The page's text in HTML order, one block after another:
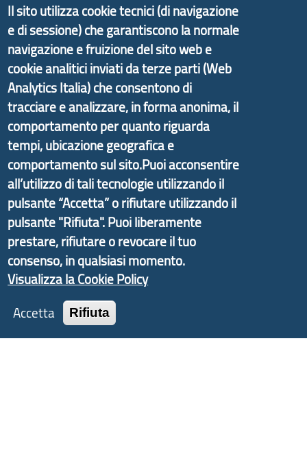
Il portale di marketing territoriale e sviluppo locale
di Genova Città Metropolitana si è sviluppato a
partire dal progetto nazionale Aree Interne
promosso dal Dipartimento per lo Sviluppo
Economico e finalizzato al rilancio socio-economico
delle valli dell’entroterra. In particolare fornisce
informazioni ed aggiornamenti sulla
d'Area Antola-Tigullio, in collaborazione con Regione
Liguria ed ANCI Liguria.
Copyright © 2017 Città metropolitana di Genova |
CF: 80007350103
Tecnologie e Accessibilità
Il sito utilizza cookie tecnici (di navigazione
e di sessione) che garantiscono la normale
navigazione e fruizione del sito web e
cookie analitici inviati da terze parti (Web
Analytics Italia) che consentono di
tracciare e analizzare, in forma anonima, il
comportamento per quanto riguarda
tempi, ubicazione geografica e
comportamento sul sito.Puoi acconsentire
all’utilizzo di tali tecnologie utilizzando il
pulsante “Accetta” o rifiutare utilizzando il
pulsante "Rifiuta". Puoi liberamente
prestare, rifiutare o revocare il tuo
consenso, in qualsiasi momento.
Visualizza la Cookie Policy
Accetta
Rifiuta